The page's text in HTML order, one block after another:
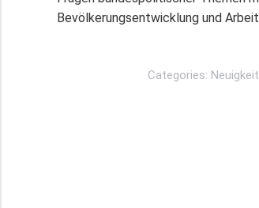
Bevölkerungsentwicklung und
Categories: